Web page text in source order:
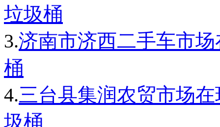
垃圾桶
3.济南市济西二手车市
桶
4.三台县集润农贸市场
圾桶